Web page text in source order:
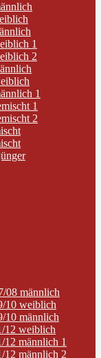
1
2
1
1
2
08 männlich
10 weiblich
10 männlich
12 weiblich
12 männlich 1
12 männlich 2